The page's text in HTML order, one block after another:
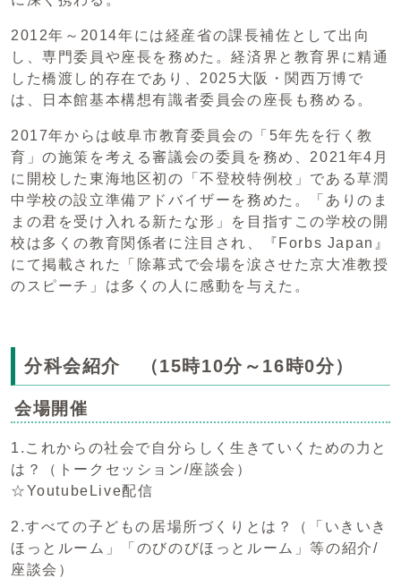
2012年～2014年には経産省の課長補佐として出向
し、専門委員や座長を務めた。経済界と教育界に精通
した橋渡し的存在であり、2025大阪・関西万博で
は、日本館基本構想有識者委員会の座長も務める。
2017年からは岐阜市教育委員会の「5年先を行く教
育」の施策を考える審議会の委員を務め、2021年4月
に開校した東海地区初の「不登校特例校」である草潤
中学校の設立準備アドバイザーを務めた。「ありのま
まの君を受け入れる新たな形」を目指すこの学校の開
校は多くの教育関係者に注目され、『Forbs Japan』
にて掲載された「除幕式で会場を涙させた京大准教授
のスピーチ」は多くの人に感動を与えた。
分科会紹介 （15時10分～16時0分）
会場開催
1.これからの社会で自分らしく生きていくための力と
は？（トークセッション/座談会）
☆YoutubeLive配信
2.すべての子どもの居場所づくりとは？（「いきいき
ほっとルーム」「のびのびほっとルーム」等の紹介/
座談会）